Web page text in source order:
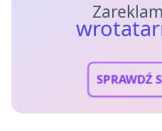
SPRAWDŹ